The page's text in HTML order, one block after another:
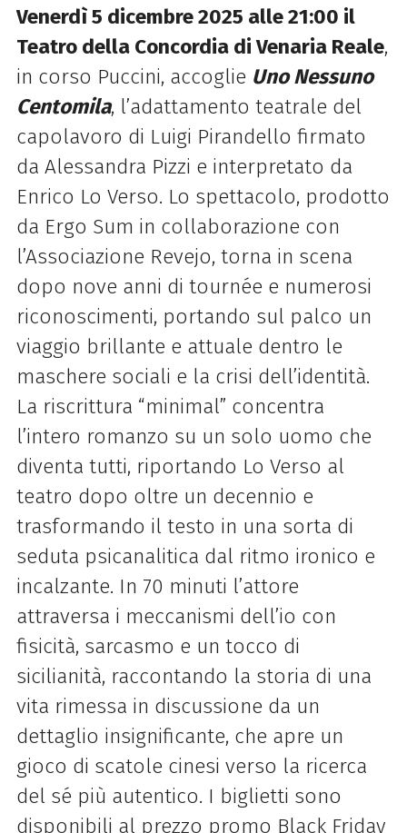
Venerdì 5 dicembre 2025 alle 21:00 il
Teatro della Concordia di Venaria Reale,
in corso Puccini, accoglie Uno Nessuno
Centomila, l’adattamento teatrale del
capolavoro di Luigi Pirandello firmato
da Alessandra Pizzi e interpretato da
Enrico Lo Verso. Lo spettacolo, prodotto
da Ergo Sum in collaborazione con
l’Associazione Revejo, torna in scena
dopo nove anni di tournée e numerosi
riconoscimenti, portando sul palco un
viaggio brillante e attuale dentro le
maschere sociali e la crisi dell’identità.
La riscrittura “minimal” concentra
l’intero romanzo su un solo uomo che
diventa tutti, riportando Lo Verso al
teatro dopo oltre un decennio e
trasformando il testo in una sorta di
seduta psicanalitica dal ritmo ironico e
incalzante. In 70 minuti l’attore
attraversa i meccanismi dell’io con
fisicità, sarcasmo e un tocco di
sicilianità, raccontando la storia di una
vita rimessa in discussione da un
dettaglio insignificante, che apre un
gioco di scatole cinesi verso la ricerca
del sé più autentico. I biglietti sono
disponibili al prezzo promo Black Friday